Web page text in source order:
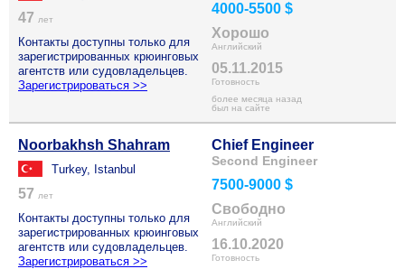
47 лет
Контакты доступны только для
зарегистрированных крюинговых
агентств или судовладельцев.
Зарегистрироваться >>
4000-5500 $
Хорошо
Английский
05.11.2015
Готовность
более месяца назад
был на сайте
Noorbakhsh Shahram
Turkey, Istanbul
57 лет
Контакты доступны только для
зарегистрированных крюинговых
агентств или судовладельцев.
Зарегистрироваться >>
Chief Engineer
Second Engineer
7500-9000 $
Свободно
Английский
16.10.2020
Готовность